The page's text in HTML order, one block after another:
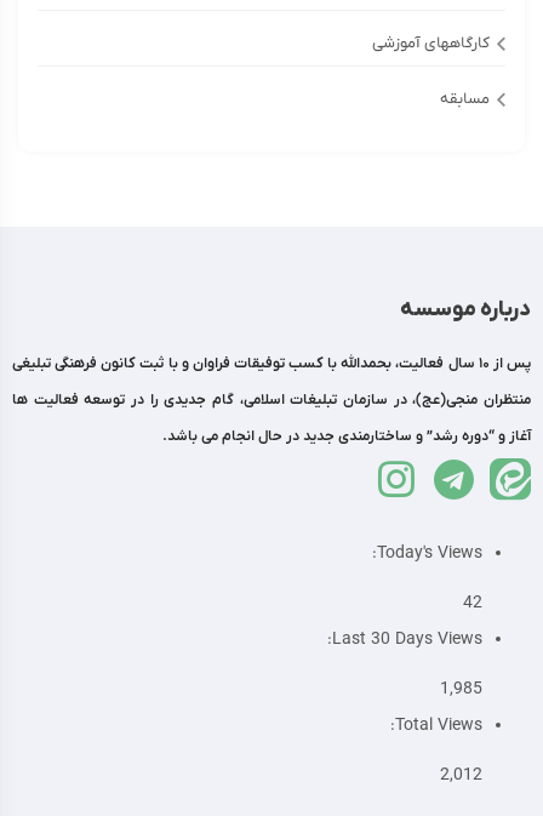
کارگاههای آموزشی
مسابقه
درباره موسسه
پس از 10 سال فعالیت، بحمدالله با کسب توفیقات فراوان و با ثبت کانون فرهنگی تبلیغی
منتظران منجی(عج)، در سازمان تبلیغات اسلامی، گام جدیدی را در توسعه فعالیت ها
آغاز و “دوره رشد” و ساختارمندی جدید در حال انجام می باشد.
Today's Views:
42
Last 30 Days Views:
1,985
Total Views:
2,012